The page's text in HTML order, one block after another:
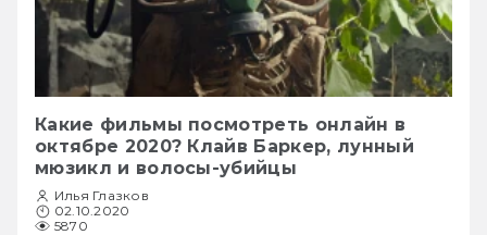
Какие фильмы посмотреть онлайн в
октябре 2020? Клайв Баркер, лунный
мюзикл и волосы-убийцы
Илья Глазков
02.10.2020
5870